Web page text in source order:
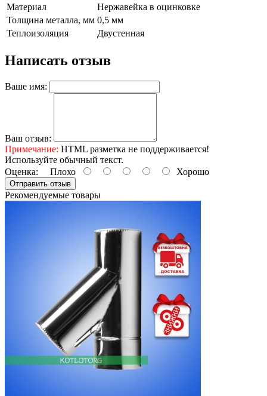
Материал
Нержавейка в оцинковке
Толщина металла, мм 0,5 мм
Теплоизоляция
Двустенная
Написать отзыв
Ваше имя:
Ваш отзыв:
Примечание: HTML разметка не поддерживается!
Используйте обычный текст.
Оценка: Плохо Хорошо
Отправить отзыв
Рекомендуемые товары